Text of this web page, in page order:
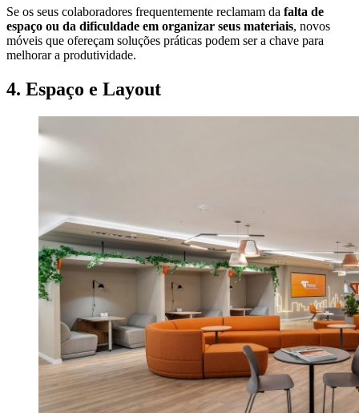
Se os seus colaboradores frequentemente reclamam da falta de
espaço ou da dificuldade em organizar seus materiais, novos
móveis que ofereçam soluções práticas podem ser a chave para
melhorar a produtividade.
4. Espaço e Layout